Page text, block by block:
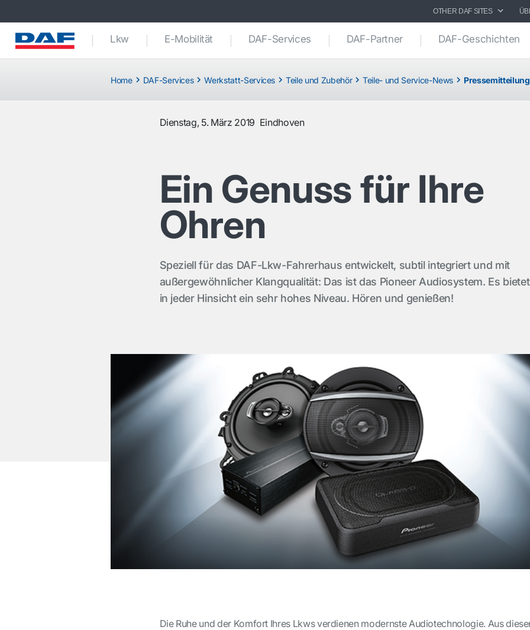
OTHER DAF SITES
Lkw E-Mobilität DAF-Services DAF-Partner DAF-Geschichten
Home DAF-Services Werkstatt-Services Teile und Zubehör Teile- und Service-News Pressemitteilung
Dienstag, 5. März 2019 Eindhoven
Ein Genuss für Ihre
Ohren
Speziell für das DAF-Lkw-Fahrerhaus entwickelt, subtil integriert und mit
außergewöhnlicher Klangqualität: Das ist das Pioneer Audiosystem. Es bietet
in jeder Hinsicht ein sehr hohes Niveau. Hören und genießen!
Die Ruhe und der Komfort Ihres Lkws verdienen modernste Audiotechnologie. Aus